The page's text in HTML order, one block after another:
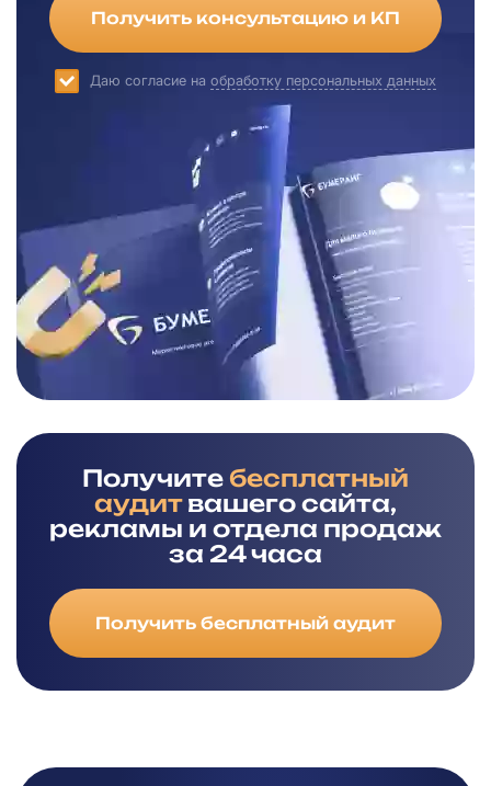
Получить консультацию и КП
Даю согласие на обработку персональных данных
Получите бесплатный
аудитвашего сайта,
рекламы и отдела продаж
за 24 часа
Получить бесплатный аудит